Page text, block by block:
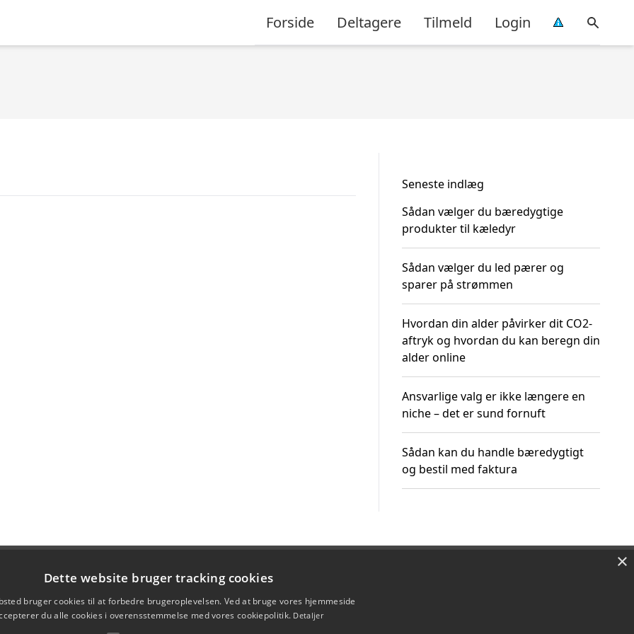
Forside Deltagere Tilmeld Login
Seneste indlæg
Sådan vælger du bæredygtige
produkter til kæledyr
Sådan vælger du led pærer og
sparer på strømmen
Hvordan din alder påvirker dit CO2-
aftryk og hvordan du kan beregn din
alder online
Ansvarlige valg er ikke længere en
niche – det er sund fornuft
Sådan kan du handle bæredygtigt
og bestil med faktura
×
Dette website bruger tracking cookies
bruger cookies til at forbedre brugeroplevelsen. Ved at bruge vores hjemmeside
du alle cookies i overensstemmelse med vores cookiepolitik. Detaljer